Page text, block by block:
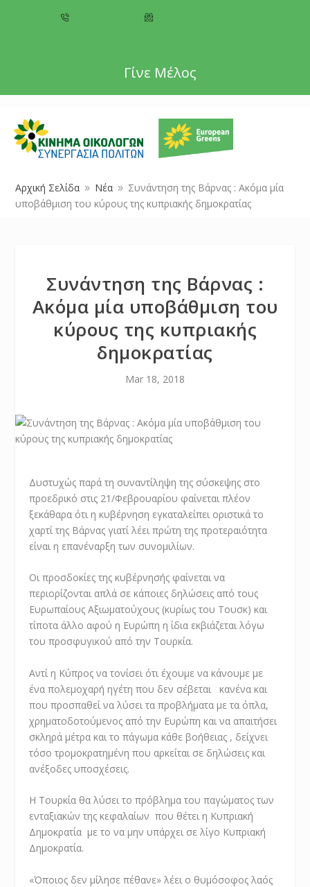
Γίνε Μέλος
Αρχική Σελίδα 9 Νέα 9 Συνάντηση της Βάρνας : Ακόμα μία
υποβάθμιση του κύρους της κυπριακής δημοκρατίας
Συνάντηση της Βάρνας :
Ακόμα μία υποβάθμιση του
κύρους της κυπριακής
δημοκρατίας
Mar 18, 2018
Δυστυχώς παρά τη συναντίληψη της σύσκεψης στο
προεδρικό στις 21/Φεβρουαρίου φαίνεται πλέον
ξεκάθαρα ότι η κυβέρνηση εγκαταλείπει οριστικά το
χαρτί της Βάρνας γιατί λέει πρώτη της προτεραιότητα
είναι η επανέναρξη των συνομιλίων.
Οι προσδοκίες της κυβέρνησής φαίνεται να
περιορίζονται απλά σε κάποιες δηλώσεις από τους
Ευρωπαίους Αξιωματούχους (κυρίως του Τουσκ) και
τίποτα άλλο αφού η Ευρώπη η ίδια εκβιάζεται λόγω
του προσφυγικού από την Τουρκία.
Αντί η Κύπρος να τονίσει ότι έχουμε να κάνουμε με
ένα πολεμοχαρή ηγέτη που δεν σέβεται κανένα και
που προσπαθεί να λύσει τα προβλήματα με τα όπλα,
χρηματοδοτούμενος από την Ευρώπη και να απαιτήσει
σκληρά μέτρα και το πάγωμα κάθε βοήθειας , δείχνει
τόσο τρομοκρατημένη που αρκείται σε δηλώσεις και
ανέξοδες υποσχέσεις.
Η Τουρκία θα λύσει το πρόβλημα του παγώματος των
ενταξιακών της κεφαλαίων που θέτει η Κυπριακή
Δημοκρατία με το να μην υπάρχει σε λίγο Κυπριακή
Δημοκρατία.
«Όποιος δεν μίλησε πέθανε» λέει ο θυμόσοφος λαός